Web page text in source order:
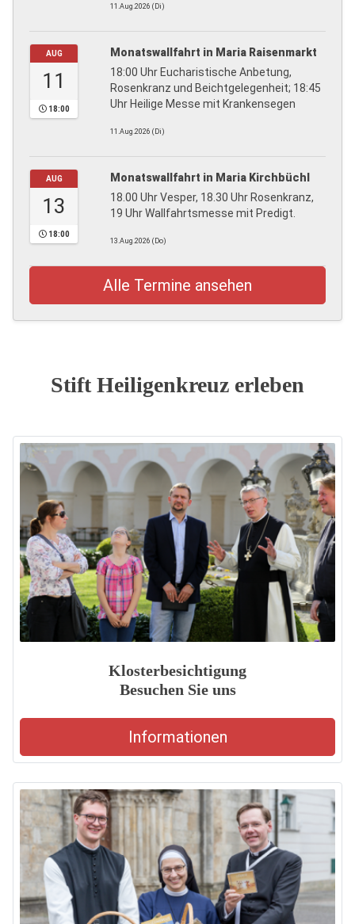
11.Aug.2026 (Di)
AUG
11
18:00
Monatswallfahrt in Maria Raisenmarkt
18:00 Uhr Eucharistische Anbetung,
Rosenkranz und Beichtgelegenheit; 18:45
Uhr Heilige Messe mit Krankensegen
11.Aug.2026 (Di)
AUG
13
18:00
Monatswallfahrt in Maria Kirchbüchl
18.00 Uhr Vesper, 18.30 Uhr Rosenkranz,
19 Uhr Wallfahrtsmesse mit Predigt.
13.Aug.2026 (Do)
Alle Termine ansehen
Stift Heiligenkreuz erleben
Klosterbesichtigung
Besuchen Sie uns
Informationen